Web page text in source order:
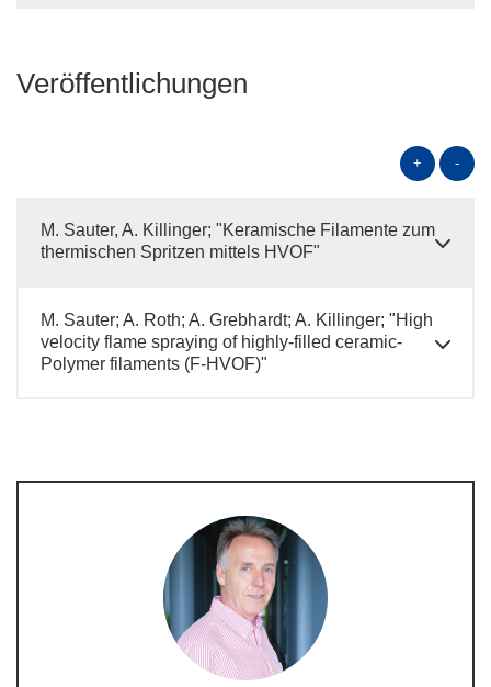
Veröffentlichungen
+ -
M. Sauter, A. Killinger; "Keramische Filamente zum
thermischen Spritzen mittels HVOF"
M. Sauter; A. Roth; A. Grebhardt; A. Killinger; "High
velocity flame spraying of highly-filled ceramic-
Polymer filaments (F-HVOF)"